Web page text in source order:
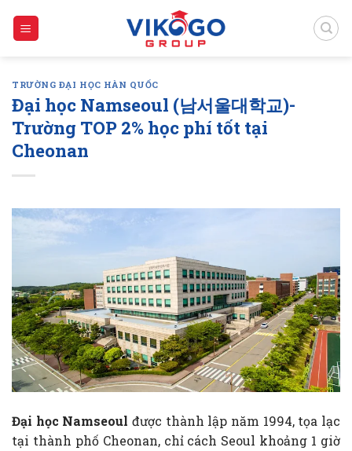
TRƯỜNG ĐẠI HỌC HÀN QUỐC
Đại học Namseoul (남서울대학교)-
Trường TOP 2% học phí tốt tại
Cheonan
Đại học Namseoul được thành lập năm 1994, tọa lạc
tại thành phố Cheonan, chỉ cách Seoul khoảng 1 giờ